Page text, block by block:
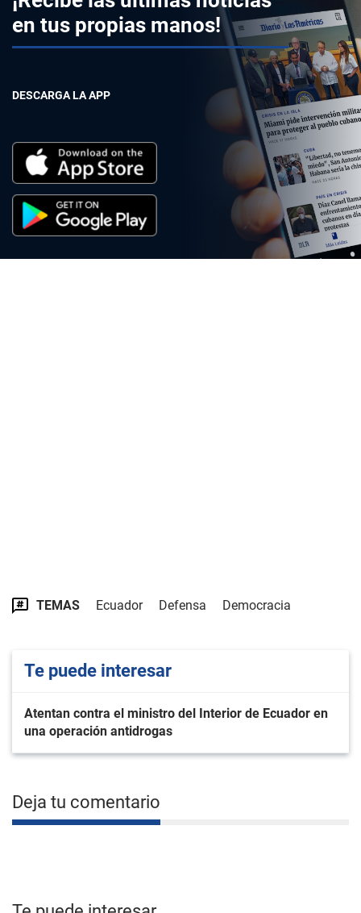
en tus propias manos!
DESCARGA LA APP
TEMAS Ecuador Defensa Democracia
Te puede interesar
Atentan contra el ministro del Interior de Ecuador en
una operación antidrogas
Deja tu comentario